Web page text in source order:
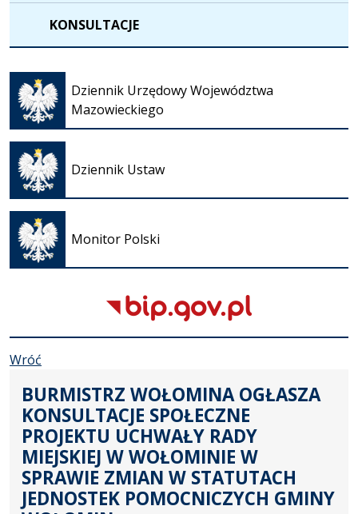
KONSULTACJE
Dziennik Urzędowy Województwa
Mazowieckiego
Otwiera
się w
nowej
karcie
Dziennik Ustaw
Otwiera
się w
nowej
karcie
Monitor Polski
Otwiera
się w
nowej
karcie
Wróć
BURMISTRZ WOŁOMINA OGŁASZA
KONSULTACJE SPOŁECZNE
PROJEKTU UCHWAŁY RADY
MIEJSKIEJ W WOŁOMINIE W
SPRAWIE ZMIAN W STATUTACH
JEDNOSTEK POMOCNICZYCH GMINY